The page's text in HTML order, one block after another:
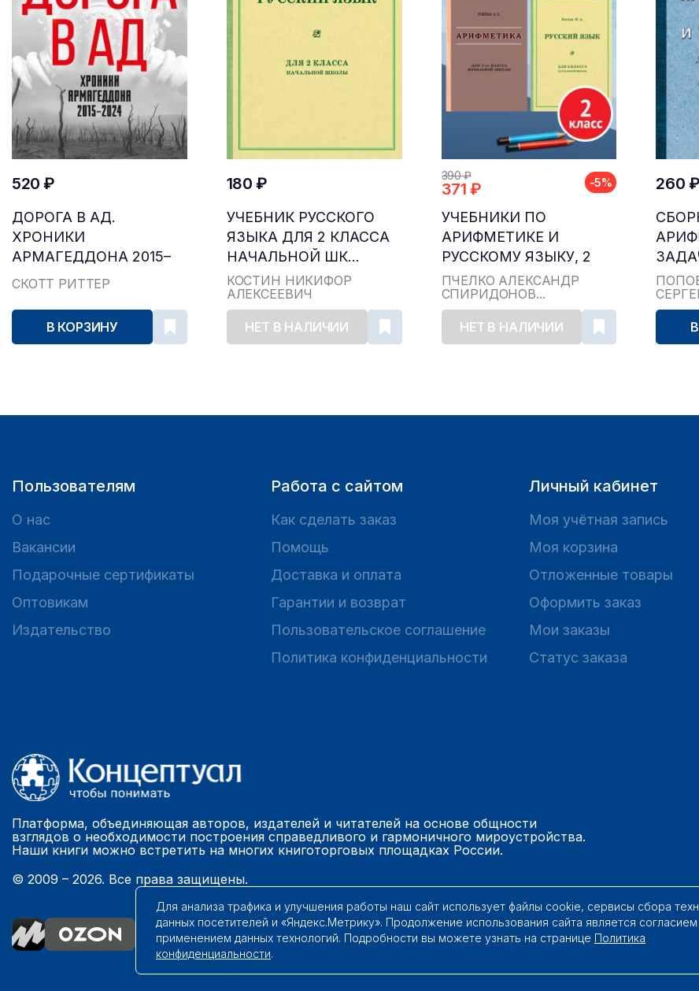
520 ₽
ДОРОГА В АД.
ХРОНИКИ
АРМАГЕДДОНА 2015–
2024
СКОТТ РИТТЕР
В КОРЗИНУ
180 ₽
УЧЕБНИК РУССКОГО
ЯЗЫКА ДЛЯ 2 КЛАССА
НАЧАЛЬНОЙ ШК...
КОСТИН НИКИФОР
АЛЕКСЕЕВИЧ
НЕТ В НАЛИЧИИ
390 ₽
371 ₽ -5%
УЧЕБНИКИ ПО
АРИФМЕТИКЕ И
РУССКОМУ ЯЗЫКУ, 2
КЛАСС...
ПЧЁЛКО АЛЕКСАНДР
СПИРИДОНОВ...
НЕТ В НАЛИЧИИ
260 ₽
ДЛЯ
Пользователям
О нас
Вакансии
Подарочные сертификаты
Оптовикам
Издательство
Работа с сайтом
Как сделать заказ
Помощь
Доставка и оплата
Гарантии и возврат
Пользовательское соглашение
Политика конфиденциальности
Личный кабинет
Моя учётная запись
Моя корзина
Отложенные товары
Оформить заказ
Мои заказы
Статус заказа
Платформа, объединяющая авторов, издателей и читателей на основе общности
взглядов о необходимости построения справедливого и гармоничного мироустройства.
Наши книги можно встретить на многих книготорговых площадках России.
© 2009 – 2026. Все права защищены.
Для анализа трафика и улучшения работы наш сайт использует файлы cookie, сервисы сбора
данных посетителей и «Яндекс.Метрику». Продолжение использования сайта является
применением данных технологий. Подробности вы можете узнать на странице Политика
конфиденциальности.